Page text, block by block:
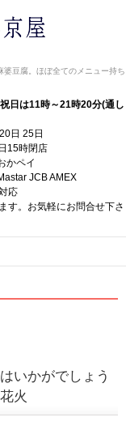
豆腐。ほぼ全てのメニュー持ち
日は11時～21時20分(通し
日 25日
15時閉店
かペイ
JCB AMEX
応
す。お気軽にお問合せ下さ
いかがでしょう
火